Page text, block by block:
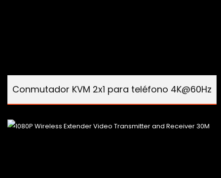
Conmutador KVM 2x1 para teléfono 4K@60Hz